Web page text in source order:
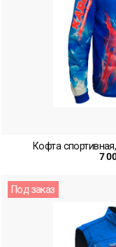
Кофта
7
Под заказ